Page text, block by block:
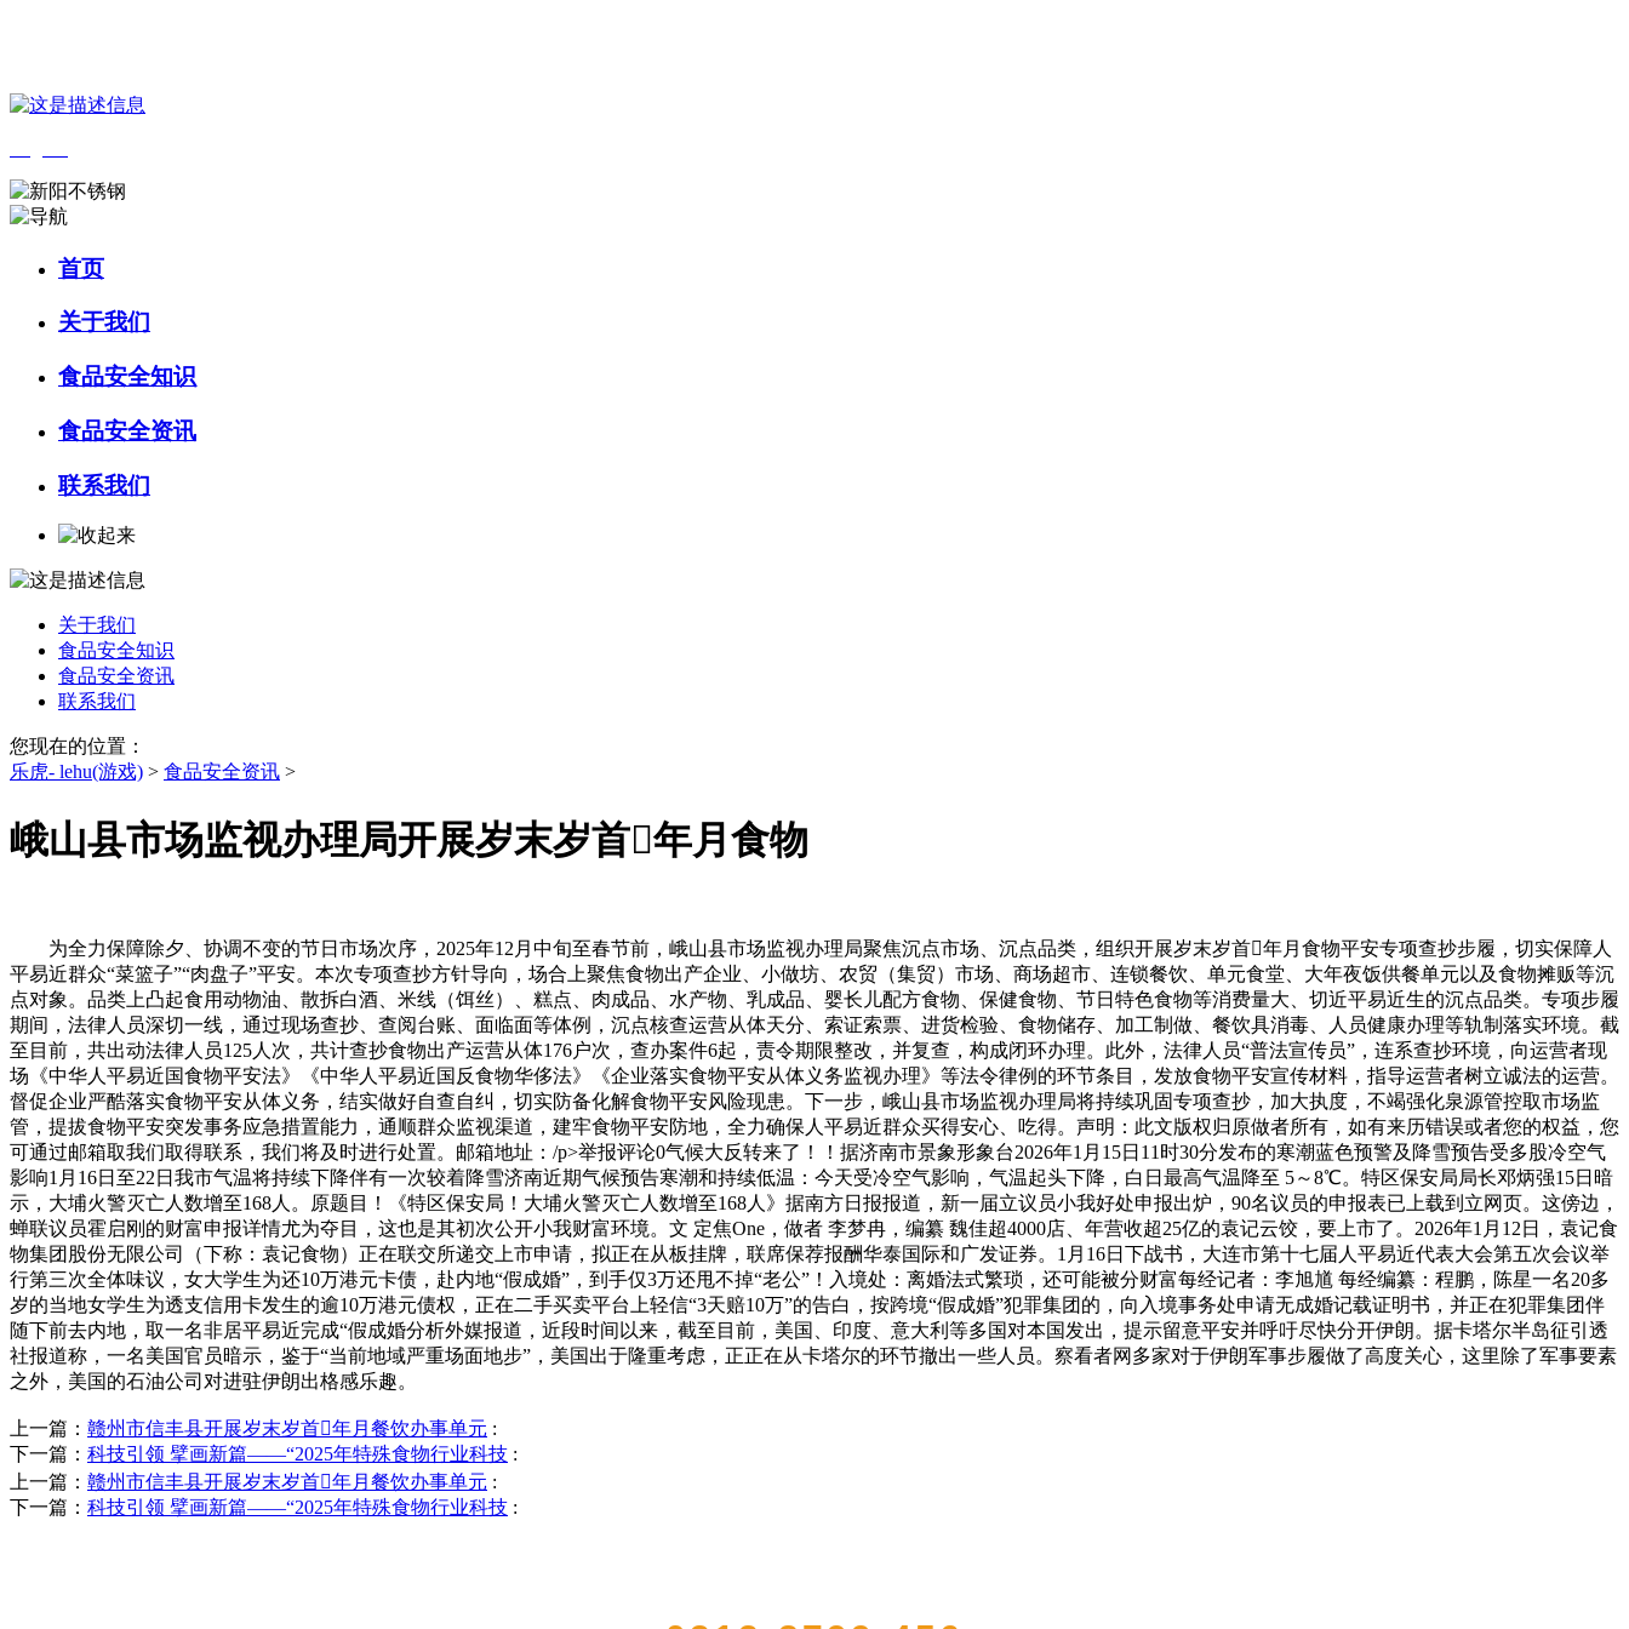
首页
关于我们
食品安全知识
食品安全资讯
联系我们
关于我们
食品安全知识
食品安全资讯
联系我们
您现在的位置：
乐虎- lehu(游戏) > 食品安全资讯 >
峨山县市场监视办理局开展岁末岁首年月食物
为全力保障除夕、协调不变的节日市场次序，2025年12月中旬至春节前，峨山县市场监视办理局聚焦沉点市场、沉点品类，组织开展岁末岁首年月食物平安专项查抄步履，切实保障人
平易近群众“菜篮子”“肉盘子”平安。本次专项查抄方针导向，场合上聚焦食物出产企业、小做坊、农贸（集贸）市场、商场超市、连锁餐饮、单元食堂、大年夜饭供餐单元以及食物摊贩等沉
点对象。品类上凸起食用动物油、散拆白酒、米线（饵丝）、糕点、肉成品、水产物、乳成品、婴长儿配方食物、保健食物、节日特色食物等消费量大、切近平易近生的沉点品类。专项步履
期间，法律人员深切一线，通过现场查抄、查阅台账、面临面等体例，沉点核查运营从体天分、索证索票、进货检验、食物储存、加工制做、餐饮具消毒、人员健康办理等轨制落实环境。截
至目前，共出动法律人员125人次，共计查抄食物出产运营从体176户次，查办案件6起，责令期限整改，并复查，构成闭环办理。此外，法律人员“普法宣传员”，连系查抄环境，向运营者现
场《中华人平易近国食物平安法》《中华人平易近国反食物华侈法》《企业落实食物平安从体义务监视办理》等法令律例的环节条目，发放食物平安宣传材料，指导运营者树立诚法的运营。
督促企业严酷落实食物平安从体义务，结实做好自查自纠，切实防备化解食物平安风险现患。下一步，峨山县市场监视办理局将持续巩固专项查抄，加大执度，不竭强化泉源管控取市场监
管，提拔食物平安突发事务应急措置能力，通顺群众监视渠道，建牢食物平安防地，全力确保人平易近群众买得安心、吃得。声明：此文版权归原做者所有，如有来历错误或者您的权益，您
可通过邮箱取我们取得联系，我们将及时进行处置。邮箱地址：/p>举报评论0气候大反转来了！！据济南市景象形象台2026年1月15日11时30分发布的寒潮蓝色预警及降雪预告受多股冷空气
影响1月16日至22日我市气温将持续下降伴有一次较着降雪济南近期气候预告寒潮和持续低温：今天受冷空气影响，气温起头下降，白日最高气温降至 5～8℃。特区保安局局长邓炳强15日暗
示，大埔火警灭亡人数增至168人。原题目！《特区保安局！大埔火警灭亡人数增至168人》据南方日报报道，新一届立议员小我好处申报出炉，90名议员的申报表已上载到立网页。这傍边，
蝉联议员霍启刚的财富申报详情尤为夺目，这也是其初次公开小我财富环境。文 定焦One，做者 李梦冉，编纂 魏佳超4000店、年营收超25亿的袁记云饺，要上市了。2026年1月12日，袁记食
物集团股份无限公司（下称：袁记食物）正在联交所递交上市申请，拟正在从板挂牌，联席保荐报酬华泰国际和广发证券。1月16日下战书，大连市第十七届人平易近代表大会第五次会议举
行第三次全体味议，女大学生为还10万港元卡债，赴内地“假成婚”，到手仅3万还甩不掉“老公”！入境处：离婚法式繁琐，还可能被分财富每经记者：李旭馗 每经编纂：程鹏，陈星一名20多
岁的当地女学生为透支信用卡发生的逾10万港元债权，正在二手买卖平台上轻信“3天赔10万”的告白，按跨境“假成婚”犯罪集团的，向入境事务处申请无成婚记载证明书，并正在犯罪集团伴
随下前去内地，取一名非居平易近完成“假成婚分析外媒报道，近段时间以来，截至目前，美国、印度、意大利等多国对本国发出，提示留意平安并呼吁尽快分开伊朗。据卡塔尔半岛征引透
社报道称，一名美国官员暗示，鉴于“当前地域严重场面地步”，美国出于隆重考虑，正正在从卡塔尔的环节撤出一些人员。察看者网多家对于伊朗军事步履做了高度关心，这里除了军事要素
之外，美国的石油公司对进驻伊朗出格感乐趣。
上一篇： 赣州市信丰县开展岁末岁首年月餐饮办事单元 :
下一篇： 科技引领 擘画新篇——“2025年特殊食物行业科技 :
上一篇： 赣州市信丰县开展岁末岁首年月餐饮办事单元 :
下一篇： 科技引领 擘画新篇——“2025年特殊食物行业科技 :